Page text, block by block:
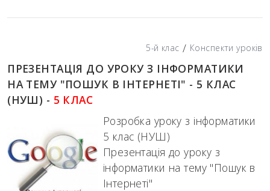
5-й клас / Конспекти уроків
ПРЕЗЕНТАЦІЯ ДО УРОКУ З ІНФОРМАТИКИ
НА ТЕМУ "ПОШУК В ІНТЕРНЕТІ" - 5 КЛАС
(НУШ) - 5 КЛАС
Розробка уроку з інформатики
5 клас (НУШ)
Презентація до уроку з
інформатики на тему "Пошук в
Інтернеті"